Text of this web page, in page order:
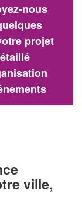
nous
projet
ville,